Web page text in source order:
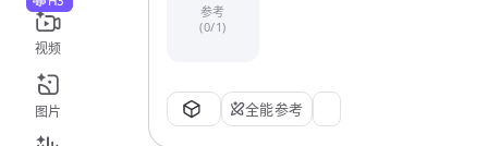
视频
图片
参考
(0/1)
全能参考